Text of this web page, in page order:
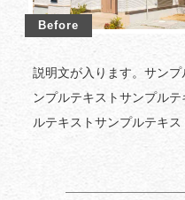
説明文が入ります。サン
ンプルテキストサンプル
ルテキストサンプルテキス